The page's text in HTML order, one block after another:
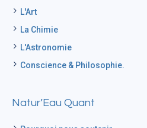
L'Art
La Chimie
L'Astronomie
Conscience & Philosophie.
Natur’Eau Quant